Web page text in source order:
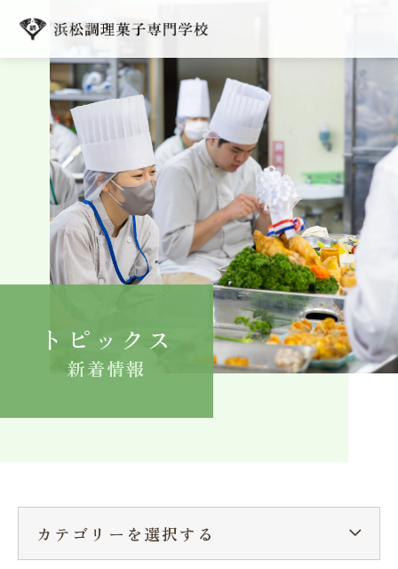
学校紹介
学科紹介
キャンパスライフ
就職
よくある質問
卒業生の方へ在学生へ一般の方へ（教室・講習会）
トピックス
新着情報
カテゴリーを選択する